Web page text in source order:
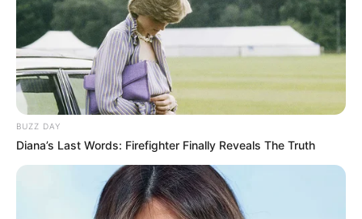
BUZZ DAY
Diana’s Last Words: Firefighter Finally Reveals The Truth